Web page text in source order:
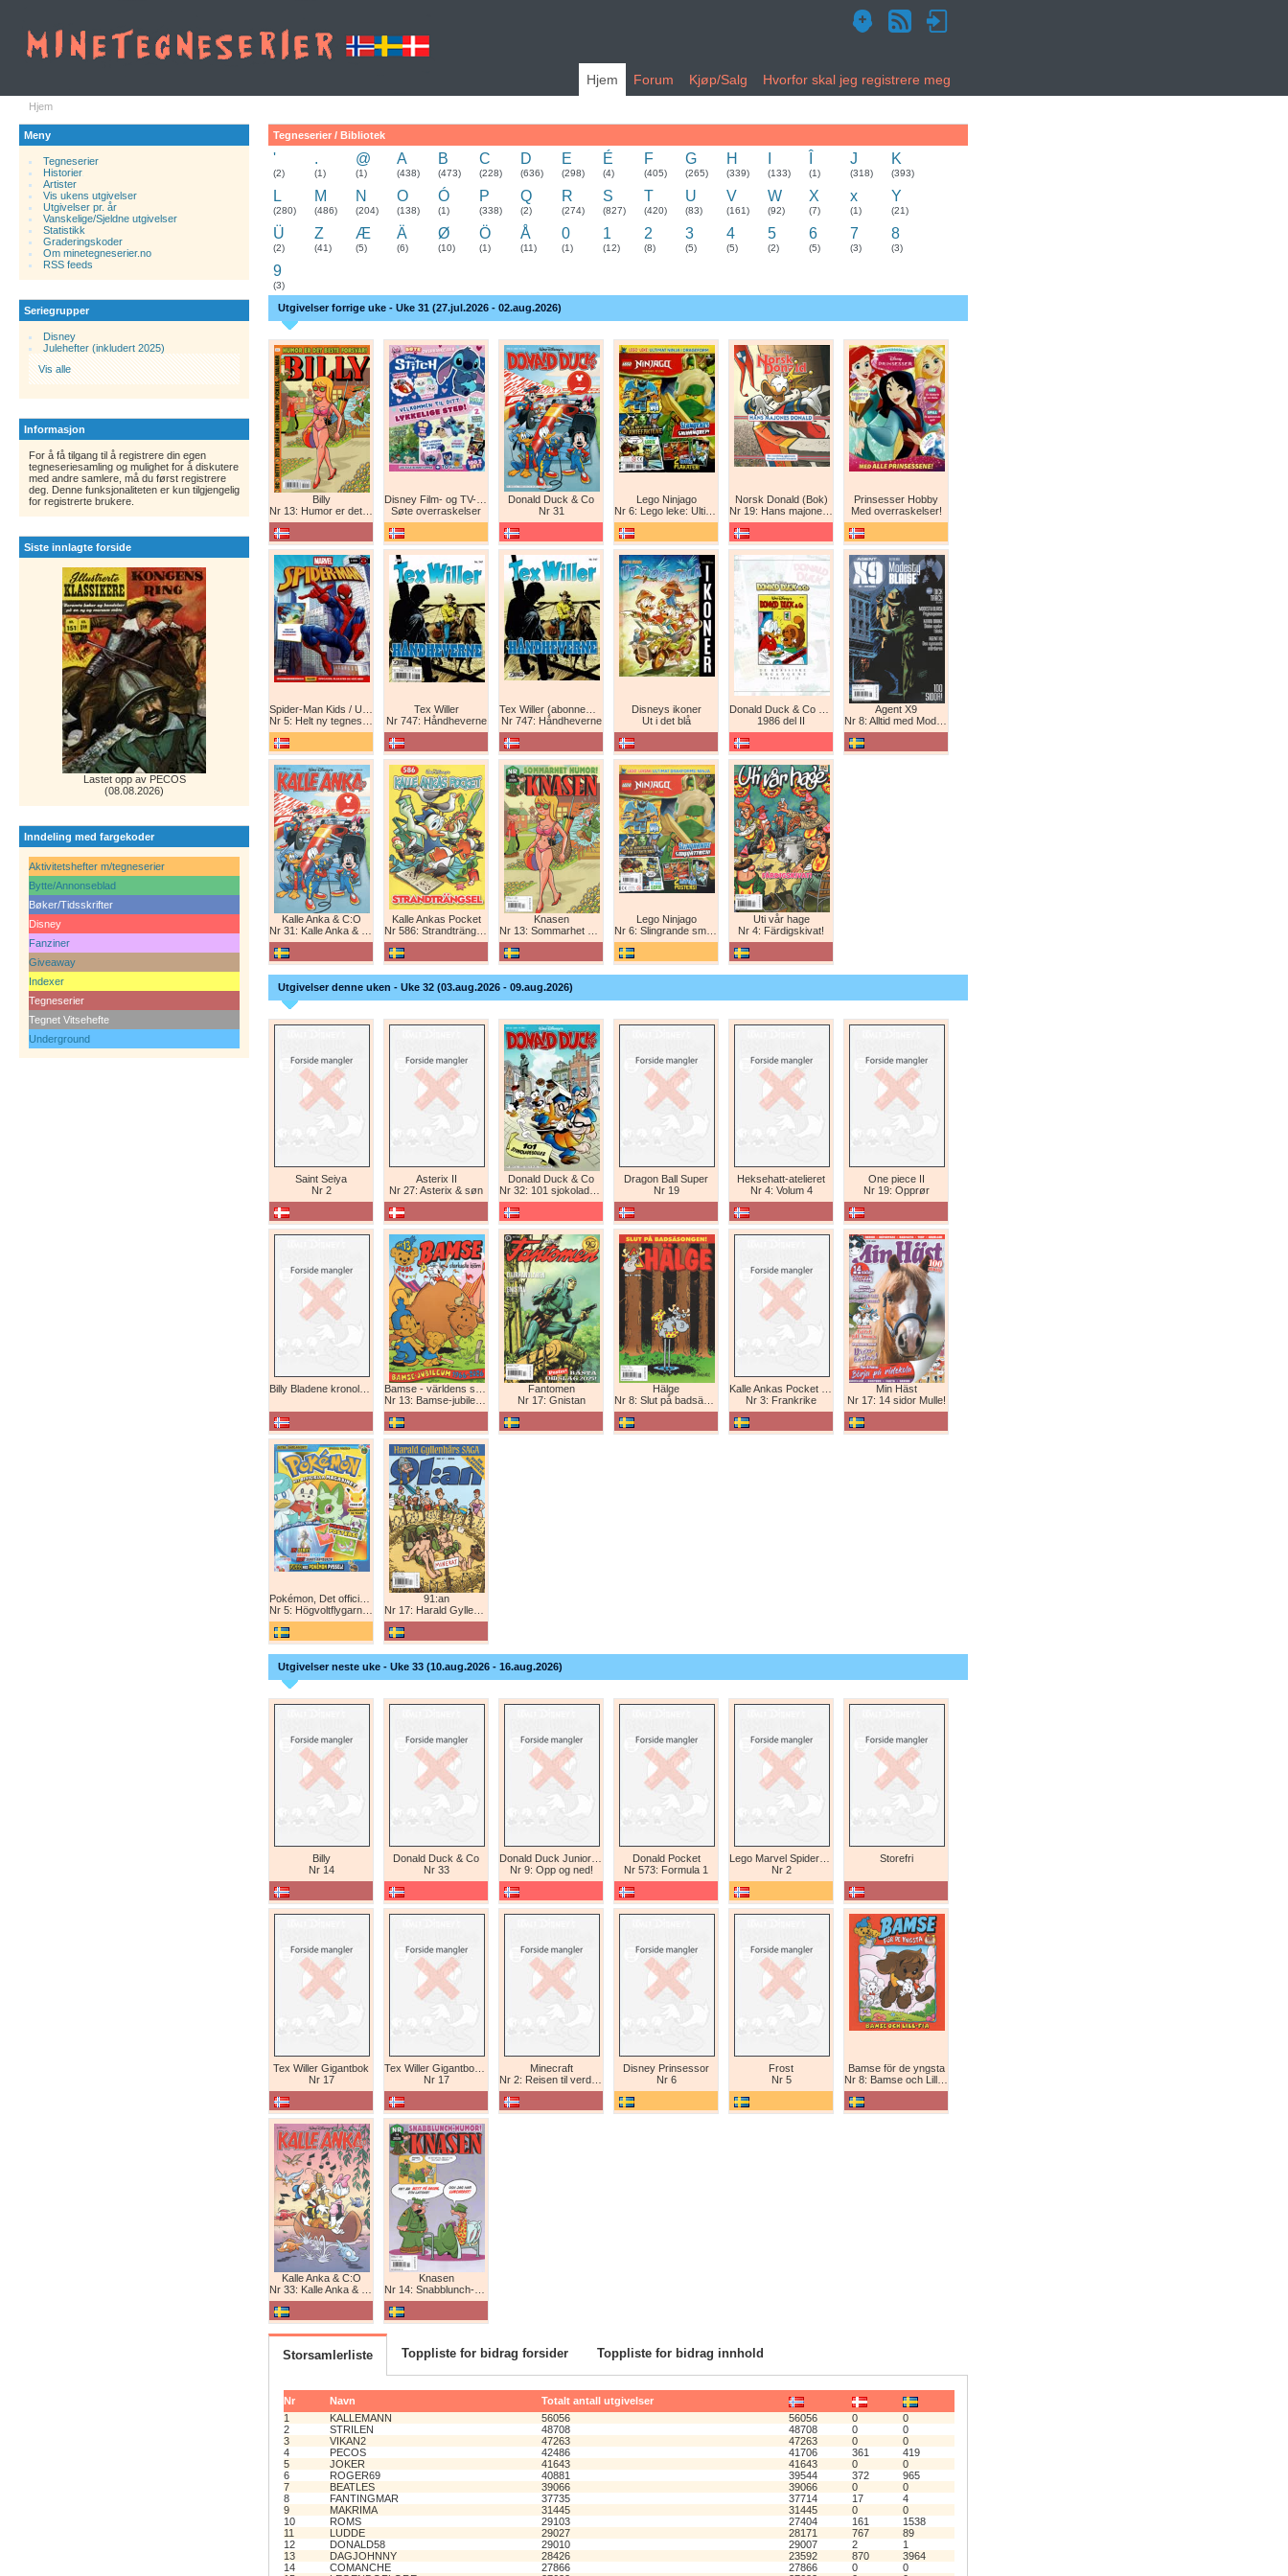
Hjem Forum Kjøp/Salg Hvorfor skal jeg registrere meg
Hjem
Meny
Tegneserier
Historier.
Artister
Vis ukens utgivelser
Utgivelser pr. år
Vanskelige/Sjeldne utgivelser
Statistikk
Graderingskoder
Om minetegneserier.no
RSS feeds
Seriegrupper
Disney
Julehefter (inkludert 2025)
Vis alle
Informasjon
For å få tilgang til å registrere din egen
tegneseriesamling og mulighet for å diskutere
med andre samlere, må du først registrere
deg. Denne funksjonaliteten er kun tilgjengelig
for registrerte brukere.
Siste innlagte forside
Lastet opp av PECOS
(08.08.2026)
Inndeling med fargekoder
Aktivitetshefter m/tegneserier
Bytte/Annonseblad
Bøker/Tidsskrifter
Disney
Fanziner
Giveaway
Indexer
Tegneserier
Tegnet Vitsehefte
Underground
Tegneserier / Bibliotek
'
(2)
.
(1)
@
(1)
A
(438)
B
(473)
C
(228)
D
(636)
E
(298)
É
(4)
F
(405)
G
(265)
H
(339) (133) (1)
J
(318)
K
(393)
L
(280)
M
(486)
N
(204)
O
(138)
Ó
(1)
P
(338)
Q
(2)
R
(274)
S
(827)
T
(420)
U
(83)
V
(161)
W
(92)
X
(7)
x
(1)
Y
(21)
Ü
(2)
Z
(41)
Æ
(5)
Ä
(6)
Ø
(10)
Ö
(1)
Å
(11)
0
(1)
1
(12)
2
(8)
3
(5)
4
(5)
5
(2)
6
(5)
7
(3)
8
(3)
9
(3)
Utgivelser forrige uke - Uke 31 (27.jul.2026 - 02.aug.2026)
Billy
Nr 13: Humor er det beste forsvar!
Søte overraskelser
Donald Duck & Co
Nr 31
Lego Ninjago
Nr 6: Lego leke: Ultimat Ninja i drageform
Norsk Donald (Bok)
Nr 19: Hans majones Donald
Prinsesser Hobby
Med overraskelser!
Nr 5: Helt ny tegneserie! Maskinkrig!
Tex Willer
Nr 747: Håndheverne
Nr 747: Håndheverne
Disneys ikoner
Ut i det blå
1986 del II
Agent X9
Nr 8: Alltid med Modesty Blaise
Kalle Anka & C:O
Nr 31: Kalle Anka & C:O
Kalle Ankas Pocket
Nr 586: Strandträngsel
Knasen
Nr 13: Sommarhet humor!
Lego Ninjago
Nr 6: Slingrande smygattack!
Uti vår hage
Nr 4: Färdigskivat!
Utgivelser denne uken - Uke 32 (03.aug.2026 - 09.aug.2026)
Saint Seiya
Nr 2
Asterix II
Nr 27: Asterix & søn
Donald Duck & Co
Nr 32: 101 sjokoladeboller
Dragon Ball Super
Nr 19
Heksehatt-atelieret
Nr 4: Volum 4
One piece II
Nr 19: Opprør
Nr 13: Bamse-jubileum 1966-2026
Fantomen
Nr 17: Gnistan
Hälge
Nr 8: Slut på badsäsongen!
Nr 3: Frankrike
Min Häst
Nr 17: 14 sidor Mulle!
Nr 5: Högvoltflygarna mot Svart Rayquaza!
91:an
Nr 17: Harald Gyllenhårs saga
Utgivelser neste uke - Uke 33 (10.aug.2026 - 16.aug.2026)
Billy
Nr 14
Donald Duck & Co
Nr 33
Nr 9: Opp og ned!
Donald Pocket
Nr 573: Formula 1
Nr 2
Storefri
Tex Willer Gigantbok
Nr 17
Nr 17
Minecraft
Nr 2: Reisen til verdens ende
Disney Prinsessor
Nr 6
Frost
Nr 5
Bamse för de yngsta
Nr 8: Bamse och Lill-Fia
Kalle Anka & C:O
Nr 33: Kalle Anka & C:O
Knasen
Nr 14: Snabblunch-humor!
Storsamlerliste Toppliste for bidrag forsider Toppliste for bidrag innhold
Nr Navn
Totalt antall utgivelser
1
KALLEMANN 56056 56056 0
0
2
STRILEN 48708 48708 0
0
3
VIKAN2 47263 47263 0
0
4
PECOS 42486 41706 361
419
5
JOKER 41643 41643 0
0
6
ROGER69 40881 39544 372
965
7
BEATLES 39066 39066 0
0
8
FANTINGMAR 37735 37714 17
4
9
MAKRIMA 31445 31445 0
0
10
ROMS 29103 27404 161
1538
11
LUDDE 29027 28171 767
89
12
DONALD58 29010 29007 2
1
13
DAGJOHNNY 28426 23592 870
3964
14
COMANCHE 27866 27866 0
0